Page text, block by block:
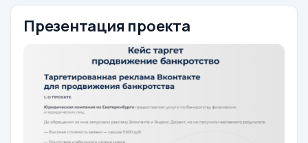
Презентация проекта